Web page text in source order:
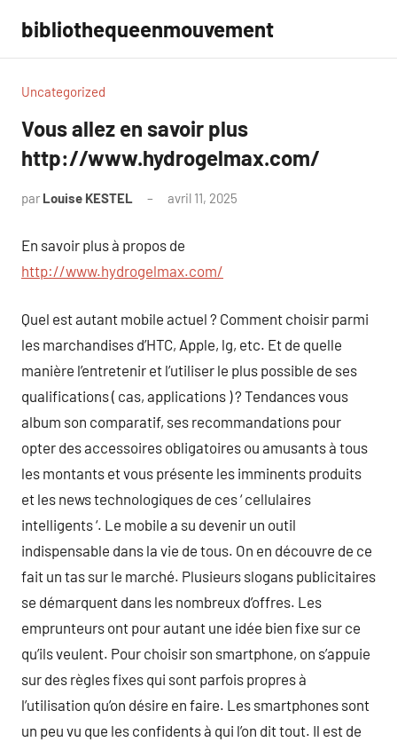
contenu
bibliothequeenmouvement
Uncategorized
Vous allez en savoir plus
http://www.hydrogelmax.com/
par Louise KESTEL avril 11, 2025
En savoir plus à propos de
http://www.hydrogelmax.com/
Quel est autant mobile actuel ? Comment choisir parmi
les marchandises d’HTC, Apple, lg, etc. Et de quelle
manière l’entretenir et l’utiliser le plus possible de ses
qualifications ( cas, applications ) ? Tendances vous
album son comparatif, ses recommandations pour
opter des accessoires obligatoires ou amusants à tous
les montants et vous présente les imminents produits
et les news technologiques de ces ‘ cellulaires
intelligents ‘. Le mobile a su devenir un outil
indispensable dans la vie de tous. On en découvre de ce
fait un tas sur le marché. Plusieurs slogans publicitaires
se démarquent dans les nombreux d’offres. Les
emprunteurs ont pour autant une idée bien fixe sur ce
qu’ils veulent. Pour choisir son smartphone, on s’appuie
sur des règles fixes qui sont parfois propres à
l’utilisation qu’on désire en faire. Les smartphones sont
un peu vu que les confidents à qui l’on dit tout. Il est de